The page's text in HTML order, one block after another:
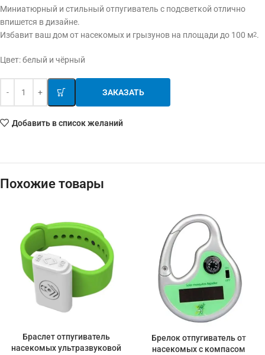
Миниатюрный и стильный отпугиватель с подсветкой отлично
впишется в дизайне.
Избавит ваш дом от насекомых и грызунов на площади до 100 м2.
Цвет: белый и чёрный
ЗАКАЗАТЬ
Добавить в список желаний
Похожие товары
Браслет отпугиватель
насекомых ультразвуковой
Брелок отпугиватель от
насекомых с компасом